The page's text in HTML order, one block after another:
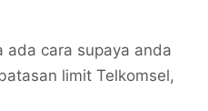
ada cara supaya anda
limit Telkomsel,